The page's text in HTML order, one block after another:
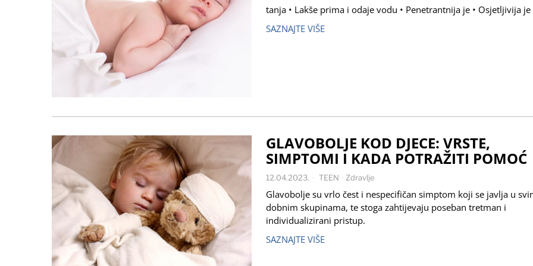
tanja • Lakše prima i odaje vodu • Penetrantnija je • Osjetljivija je
SAZNAJTE VIŠE
GLAVOBOLJE KOD DJECE: VRSTE,
SIMPTOMI I KADA POTRAŽITI POMOĆ
12.04.2023. TEEN · Zdravlje
Glavobolje su vrlo čest i nespecifičan simptom koji se javlja u
dobnim skupinama, te stoga zahtijevaju poseban tretman i
individualizirani pristup.
SAZNAJTE VIŠE